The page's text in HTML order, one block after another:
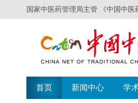
国家中医药管理局主管 《中国中
首页 新闻中心 学